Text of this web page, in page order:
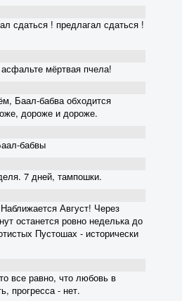
сдаться ! предлагал сдаться !
мёртвая пчела!
Баал-бабва обходится
дороже и дороже.
бабвы
7 дней, тампошки.
Август! Через
останется ровно неделька до
Пустошах - исторически
все равно, что любовь в
прогресса - нет.